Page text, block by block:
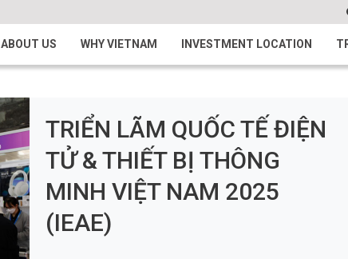
ABOUT US WHY VIETNAM INVESTMENT LOCATION
TRIỂN LÃM QUỐC TẾ ĐIỆN
TỬ & THIẾT BỊ THÔNG
MINH VIỆT NAM 2025
(IEAE)